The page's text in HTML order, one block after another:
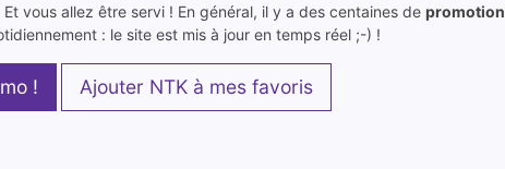
Et vous allez être servi ! En général, il y a des centaines de promotion
: le site est mis à jour en temps réel ;-) !
! Ajouter NTK à mes favoris